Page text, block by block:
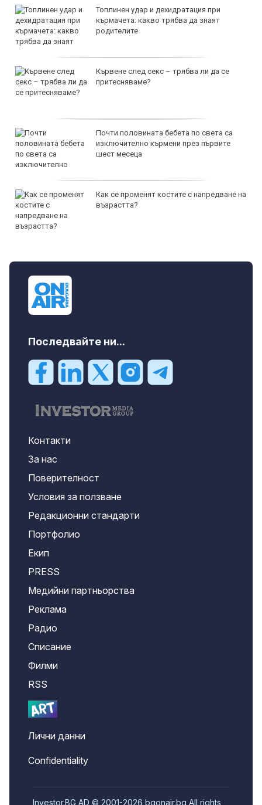
Топлинен удар и дехидратация при
кърмачета: какво трябва да знаят
родителите
Кървене след секс – трябва ли да се
притесняваме?
Почти половината бебета по света са
изключително кърмени през първите
шест месеца
Как се променят костите с напредване на
възрастта?
Последвайте ни...
Контакти
За нас
Поверителност
Условия за ползване
Редакционни стандарти
Портфолио
Екип
PRESS
Медийни партньорства
Реклама
Радио
Списание
Филми
RSS
Лични данни
Confidentiality
Investor.BG AD © 2001-2026 bgonair.bg All rights